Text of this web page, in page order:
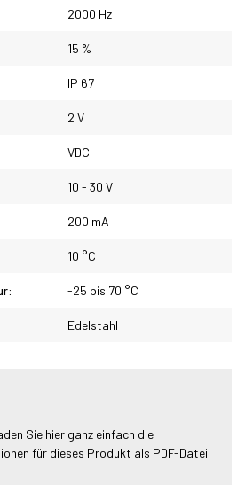
2000 Hz
15 %
IP 67
2 V
VDC
10 - 30 V
200 mA
10 °C
-25 bis 70 °C
Edelstahl
Sie hier ganz einfach die
für dieses Produkt als PDF-Datei